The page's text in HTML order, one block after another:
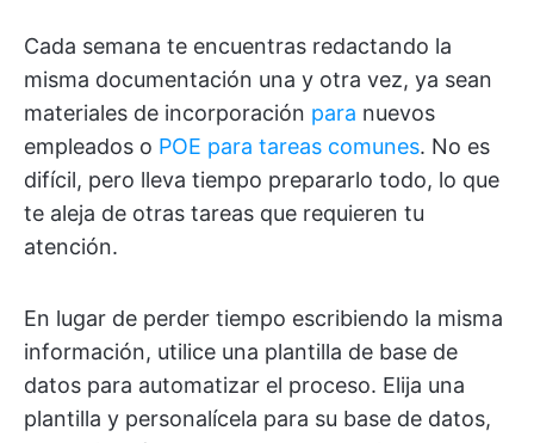
Cada semana te encuentras redactando la
misma documentación una y otra vez, ya sean
materiales de incorporación para nuevos
empleados o POE para tareas comunes. No es
difícil, pero lleva tiempo prepararlo todo, lo que
te aleja de otras tareas que requieren tu
atención.
En lugar de perder tiempo escribiendo la misma
información, utilice una plantilla de base de
datos para automatizar el proceso. Elija una
plantilla y personalícela para su base de datos,